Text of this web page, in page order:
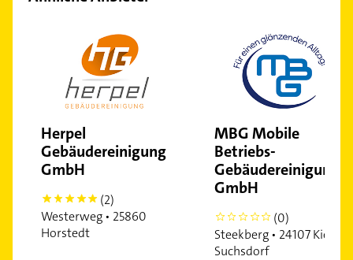
Herpel
Gebäudereinigung
GmbH
5
(2)
Westerweg • 25860
Horstedt
MBG Mobile
Betriebs-
Gebäudereinigung
GmbH
0
(0)
Steekberg • 24107 Kiel-
Suchsdorf